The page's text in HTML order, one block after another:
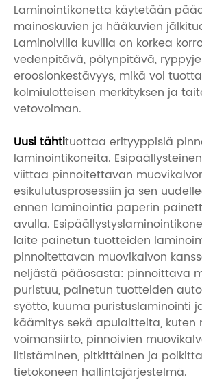
Laminointikonetta käytetään
mainoskuvien ja hääkuvien
Laminoivilla kuvilla on korkea
vedenpitävä, pölynpitävä,
eroosionkestävyys, mikä voi
kolmiulotteisen merkityksen ja
vetovoiman.
Uusi tähtituottaa erityyppisiä
laminointikoneita.
viittaa pinnoitettavan
esikulutusprosessiin ja sen
ennen laminointia paperin
avulla.
laite painetun tuotteiden
pinnoitettavan muovikalvon
neljästä pääosasta: pinnoittava
puristuu, painetun tuotteiden
syöttö, kuuma puristuslaminointi
käämitys sekä apulaitteita, kuten
voimansiirto, pinnoivien
litistäminen, pitkittäinen ja
tietokoneen hallintajärjestelmä.